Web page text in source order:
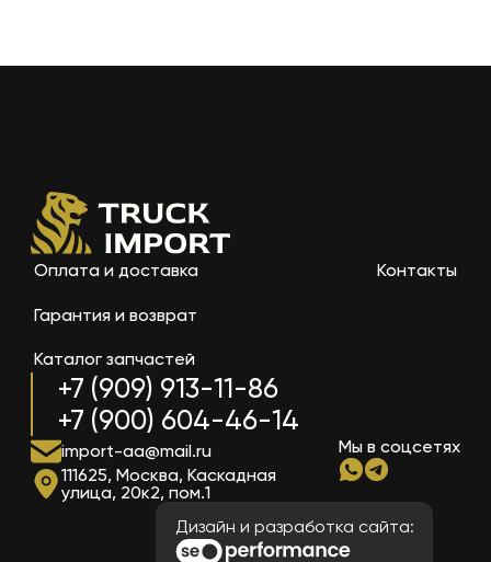
+7 (909) 913-11-86
+7 (900) 604-46-14
Оплата и доставка
Гарантия и возврат
Каталог запчастей
Контакты
import-aa@mail.ru
111625, Москва, Каскадная
улица, 20к2, пом.1
Мы в соцсетях
Дизайн и разработка сайта: